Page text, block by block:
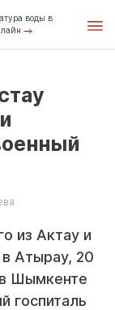
воды в
из Актау и
Атырау, 20
Шымкенте
госпиталь